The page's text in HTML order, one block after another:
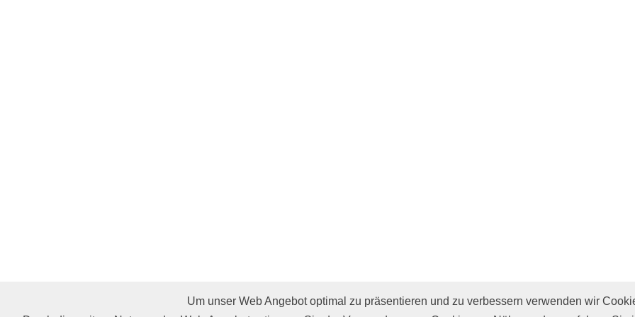
Um unser Web Angebot optimal zu präsentieren und zu verbessern verwenden wir
Affiliate werden Restaurants
Cocktails & Rezepte